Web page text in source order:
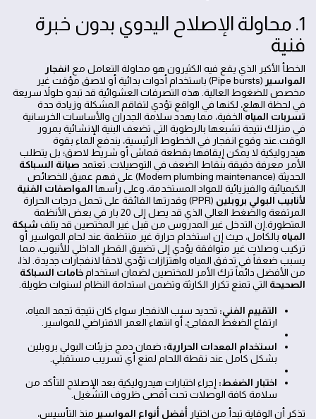
1. محاولة الإصلاح اليدوي بدون خبرة
فنية
الخطأ الأكبر الذي يقع فيه الكثيرون هو محاولة التعامل مع انفجار
المواسير
(Pipe bursts) باستخدام أدوات بدائية أو لاصق مؤقت غير
مخصص للضغوط العالية. هذه التصرفات العشوائية قد تبدو حلولاً سريعة
في لحظة الهلع، لكنها في الواقع تؤدي لتفاقم المشكلة وزيادة حدة
تسربات المياه الخفية، مما يهدد سلامة الجدران والأساسات الخرسانية
في منزلك نتيجة تشبعها بالرطوبة التي تضعف البنية الإنشائية بمرور
الوقت.عند وقوع انفجار في الخطوط الرئيسية، يندفع الماء بقوة
هيدروليكية لا يمكن إيقافها بقطعة قماش أو شريط لاصق؛ بل يتطلب
الأمر معرفة دقيقة بنقاط الضعف في التوصيلات. تعتمد صيانة السباكة
الحديثة (Modern plumbing maintenance) على فهم عميق للخصائص
الكيميائية والفيزيائية للمواد المستخدمة، وعلى رأسها المواصفات الفنية
لأنابيب البولي بروبلين
(PPR) وقدرتها الفائقة على تحمل درجات الحرارة
المرتفعة والضغط العالي الذي قد يصل إلى 20 بار في بعض الأنظمة
المتطورة.إن التدخل غير المدروس من قبل غير المختصين قد يتلف شبكة
المياه بالكامل، حيث إن استخدام حرارة غير منتظمة عند لحام المواسير أو
تركيب وصلات غير متوافقة يؤدي إلى تضييق القطر الداخلي للأنبوب، مما
يسبب ضعفاً في تدفق المياه واهتزازات تؤدي لاحقاً لانفجارات جديدة. لذا،
من الأفضل دائماً ترك الأمر للمختصين لضمان استخدام خامات السباكة
الصحيحة التي تمنع تكرار الكارثة وتضمن استدامة النظام لسنوات طويلة.
التقييم الفني: تحديد سبب الانفجار سواء كان نتيجة تجمد المياه،
ارتفاع الضغط المفاجئ، أو انتهاء العمر الافتراضي للمواسير.
استخدام المعدات الحرارية: ضمان دمج جزيئات البولي بروبلين
بشكل كامل عند نقطة اللحام لمنع أي تسريب مستقبلي.
اختبار الضغط: إجراء اختبارات هيدروليكية بعد الإصلاح للتأكد من
سلامة كافة الوصلات تحت أقصى ظروف التشغيل.
تذكر أن الوقاية تبدأ من اختيار أفضل أنواع المواسير منذ التأسيس،